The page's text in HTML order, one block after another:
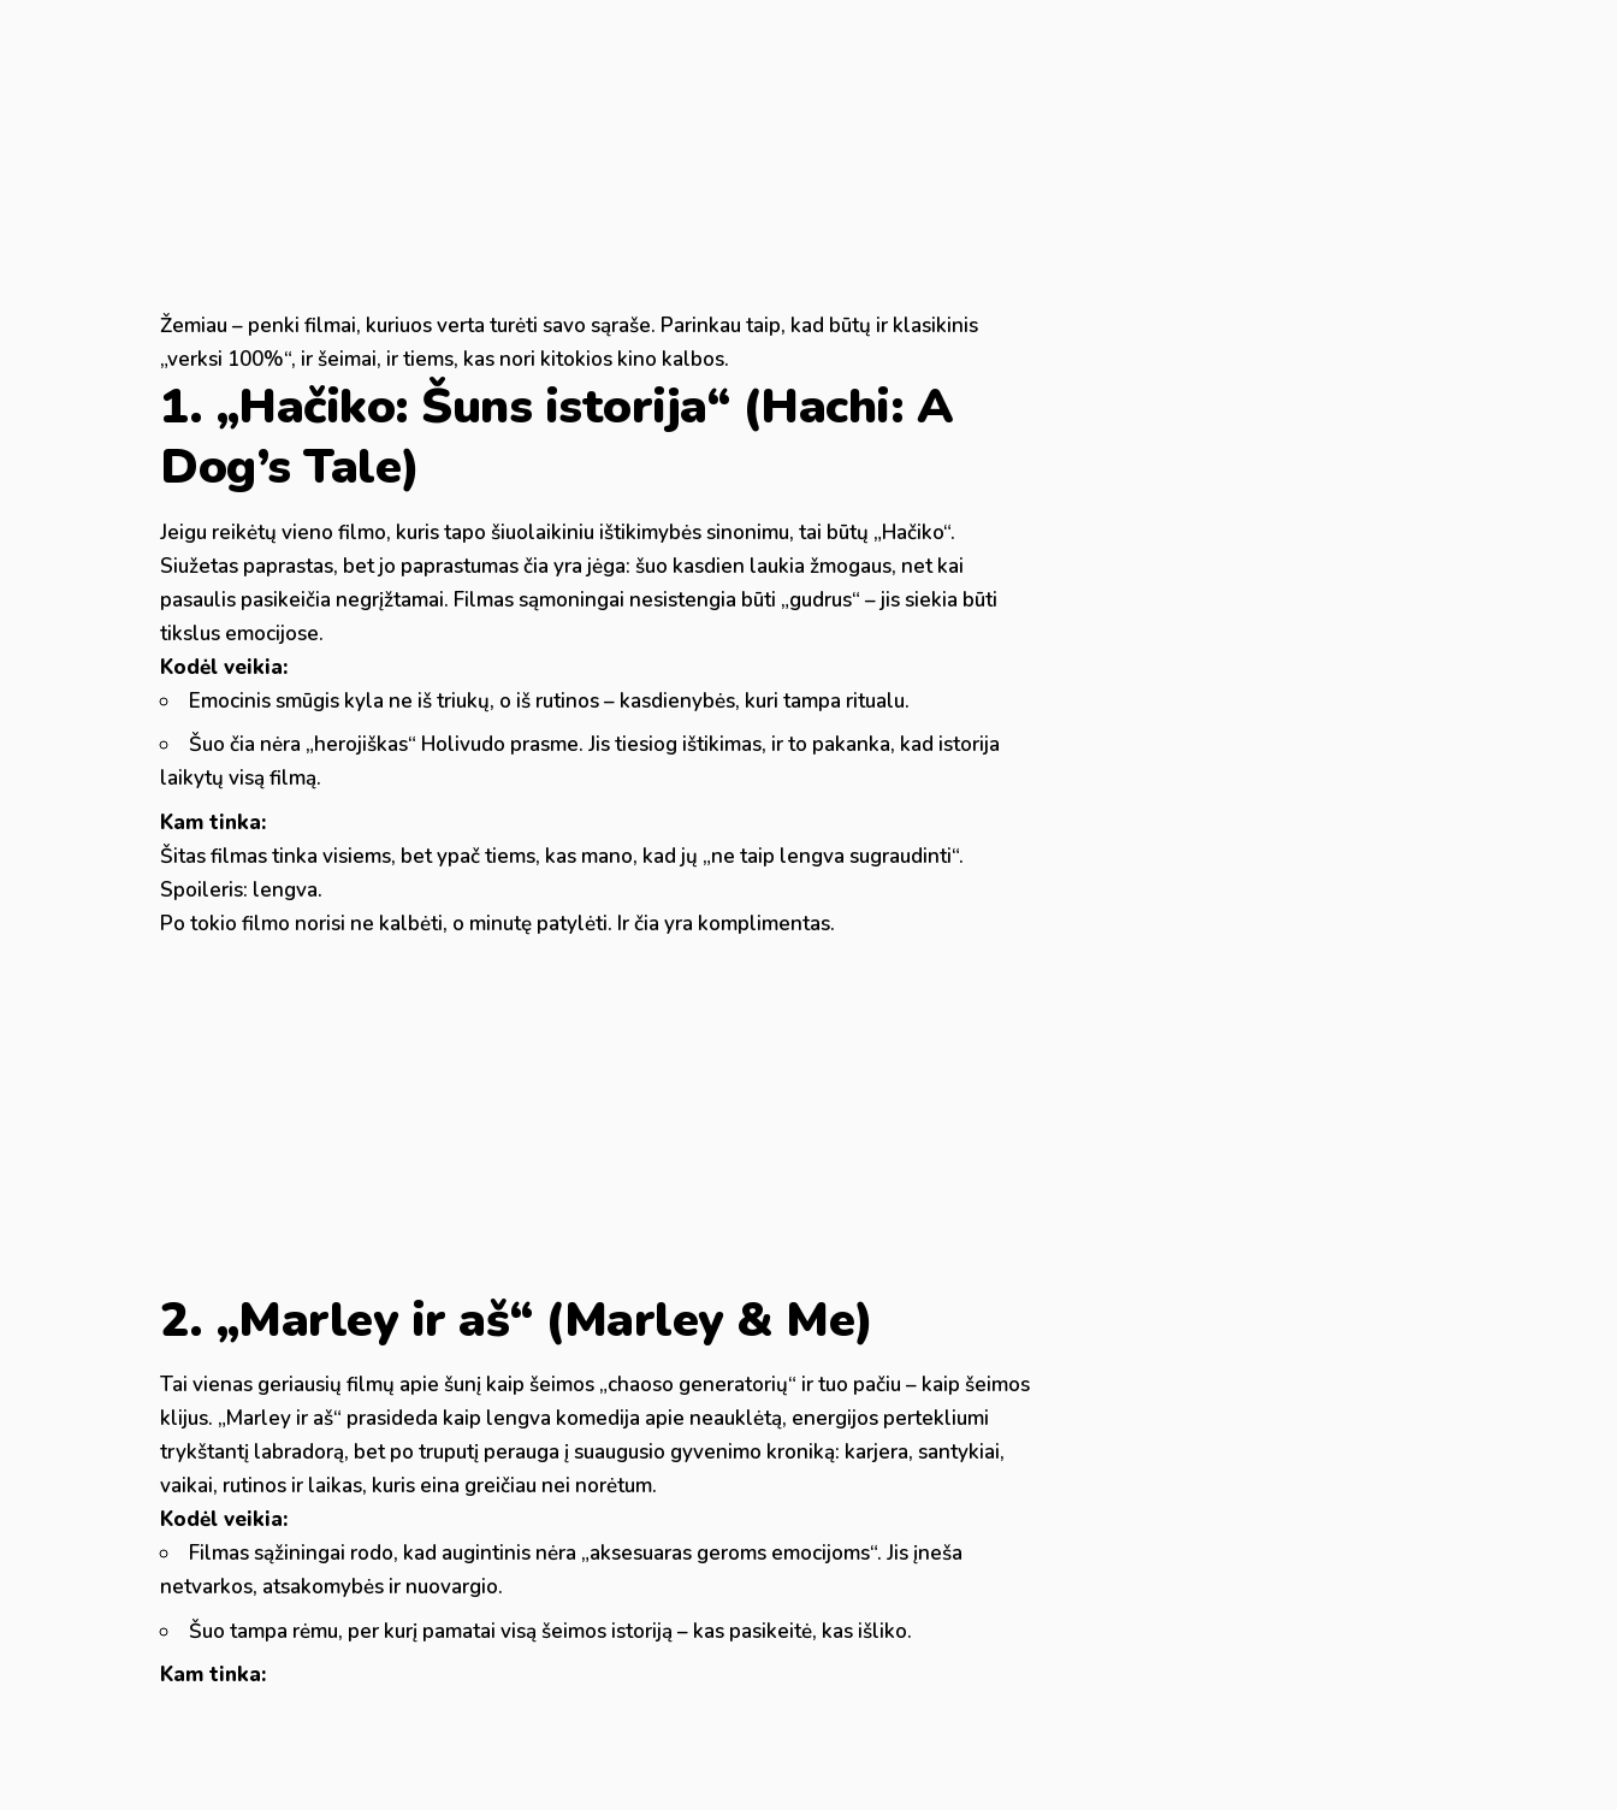
Žemiau – penki filmai, kuriuos verta turėti savo sąraše. Parinkau taip, kad būtų ir klasikinis
„verksi 100%“, ir šeimai, ir tiems, kas nori kitokios kino kalbos.
1. „Hačiko: Šuns istorija“ (Hachi: A
Dog’s Tale)
Jeigu reikėtų vieno filmo, kuris tapo šiuolaikiniu ištikimybės sinonimu, tai būtų „Hačiko“.
Siužetas paprastas, bet jo paprastumas čia yra jėga: šuo kasdien laukia žmogaus, net kai
pasaulis pasikeičia negrįžtamai. Filmas sąmoningai nesistengia būti „gudrus“ – jis siekia būti
tikslus emocijose.
Kodėl veikia:
Emocinis smūgis kyla ne iš triukų, o iš rutinos – kasdienybės, kuri tampa ritualu.
Šuo čia nėra „herojiškas“ Holivudo prasme. Jis tiesiog ištikimas, ir to pakanka, kad istorija
laikytų visą filmą.
Kam tinka:
Šitas filmas tinka visiems, bet ypač tiems, kas mano, kad jų „ne taip lengva sugraudinti“.
Spoileris: lengva.
Po tokio filmo norisi ne kalbėti, o minutę patylėti. Ir čia yra komplimentas.
2. „Marley ir aš“ (Marley & Me)
Tai vienas geriausių filmų apie šunį kaip šeimos „chaoso generatorių“ ir tuo pačiu – kaip šeimos
klijus. „Marley ir aš“ prasideda kaip lengva komedija apie neauklėtą, energijos pertekliumi
trykštantį labradorą, bet po truputį perauga į suaugusio gyvenimo kroniką: karjera, santykiai,
vaikai, rutinos ir laikas, kuris eina greičiau nei norėtum.
Kodėl veikia:
Filmas sąžiningai rodo, kad augintinis nėra „aksesuaras geroms emocijoms“. Jis įneša
netvarkos, atsakomybės ir nuovargio.
Šuo tampa rėmu, per kurį pamatai visą šeimos istoriją – kas pasikeitė, kas išliko.
Kam tinka: